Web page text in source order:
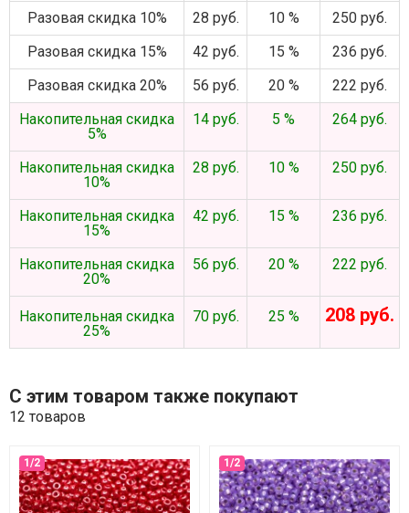
Разовая скидка 10%
28 руб. 10 %
250 руб.
Разовая скидка 15%
42 руб. 15 %
236 руб.
Разовая скидка 20%
56 руб. 20 %
222 руб.
Накопительная скидка
5%
14 руб. 5 % 264 руб.
Накопительная скидка
10%
28 руб. 10 % 250 руб.
Накопительная скидка
15%
42 руб. 15 % 236 руб.
Накопительная скидка
20%
56 руб. 20 % 222 руб.
Накопительная скидка
25%
70 руб. 25 % 208 руб.
С этим товаром также покупают
12 товаров